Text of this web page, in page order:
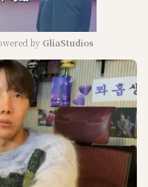
M
u
t
e
by GliaStudios